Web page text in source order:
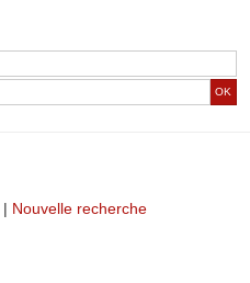
OK
| Nouvelle recherche